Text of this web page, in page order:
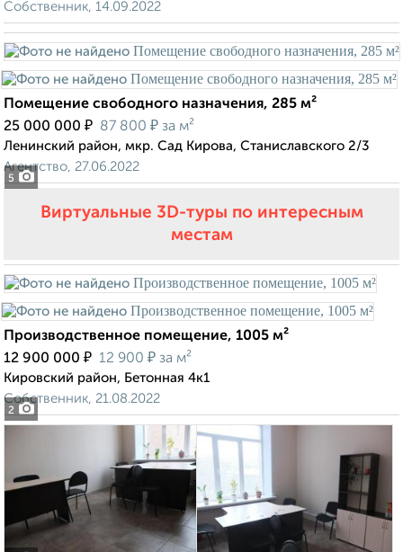
Собственник, 14.09.2022
5
Помещение свободного назначения, 285 м²
25 000 000 ₽ 87 800 ₽ за м²
Ленинский район, мкр. Сад Кирова, Станиславского 2/3
Агентство, 27.06.2022
Виртуальные 3D-туры по интересным
местам
2
Производственное помещение, 1005 м²
12 900 000 ₽ 12 900 ₽ за м²
Кировский район, Бетонная 4к1
Собственник, 21.08.2022